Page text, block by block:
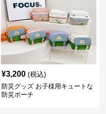
¥3,200 (税込)
防災グッズ お子様用キュートな
防災ポーチ